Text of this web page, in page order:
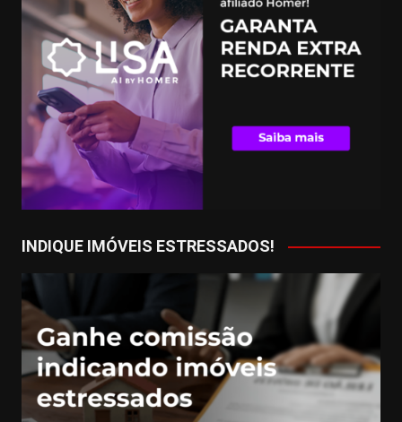
INDIQUE IMÓVEIS ESTRESSADOS!